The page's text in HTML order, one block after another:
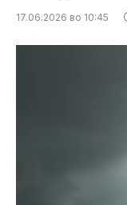
17.06.2026 во 10:45